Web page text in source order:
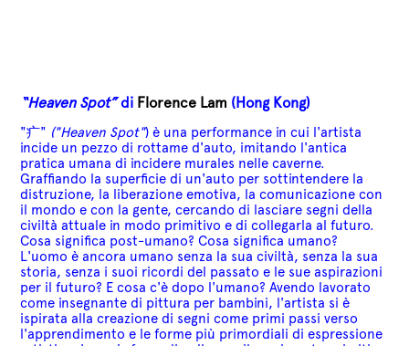
“Heaven Spot”di Florence Lam (Hong Kong)
"疒" ("Heaven Spot") è una performance in cui l'artista
incide un pezzo di rottame d'auto, imitando l'antica
pratica umana di incidere murales nelle caverne.
Graffiando la superficie di un'auto per sottintendere la
distruzione, la liberazione emotiva, la comunicazione con
il mondo e con la gente, cercando di lasciare segni della
civiltà attuale in modo primitivo e di collegarla al futuro.
Cosa significa post-umano? Cosa significa umano?
L'uomo è ancora umano senza la sua civiltà, senza la sua
storia, senza i suoi ricordi del passato e le sue aspirazioni
per il futuro? E cosa c'è dopo l'umano?Avendo lavorato
come insegnante di pittura per bambini, l'artista si è
ispirata alla creazione di segni come primi passi verso
l'apprendimento e le forme più primordiali di espressione